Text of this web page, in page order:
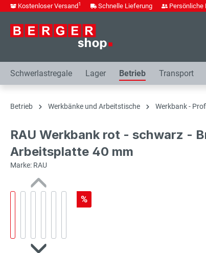
Zur Hauptnavigation springen
Kostenloser Versand1 Schnelle Lieferung Persönliche
Schwerlastregale Lager Betrieb Transport
Betrieb Werkbänke und Arbeitstische Werkbank -
RAU Werkbank rot - schwarz -
Arbeitsplatte 40 mm
Marke: RAU
%